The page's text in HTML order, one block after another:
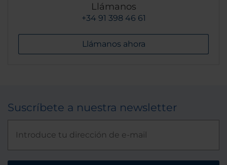
Llámanos
+34 91 398 46 61
Llámanos ahora
Suscríbete a nuestra newsletter